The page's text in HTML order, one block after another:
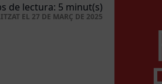
de lectura: 5 minut(s)
EL 27 DE MARÇ DE 2025